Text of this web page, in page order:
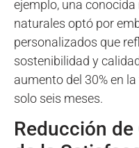
ejemplo, una
naturales optó por
personalizados que
sostenibilidad y
aumento del 30% en
solo seis meses.
Reducción